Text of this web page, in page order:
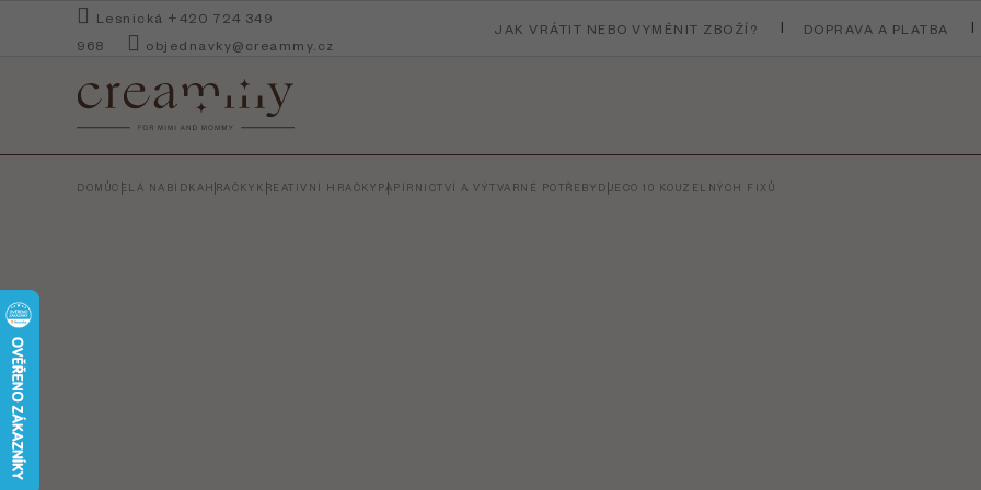
Lesnická +420 724 349
968
objednavky@creammy.cz
JAK VRÁTIT NEBO VYMĚNIT ZBOŽÍ? DOPRAVA A PLATBA
DOMŮCELÁ NABÍDKAHRAČKY KREATIVNÍ HRAČKY PAPÍRNICTVÍ A VÝTVARNÉ POTŘEBY DJECO 10 KOUZELNÝCH FIXŮ